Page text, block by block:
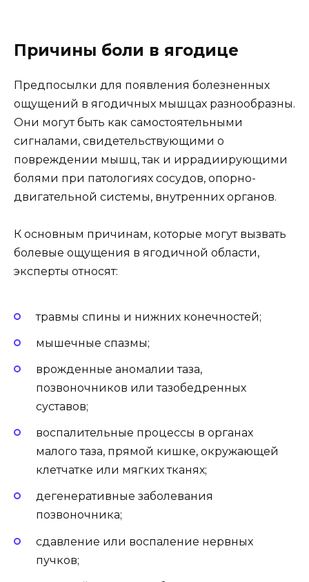
Причины боли в ягодице
Предпосылки для появления болезненных
ощущений в ягодичных мышцах разнообразны.
Они могут быть как самостоятельными
сигналами, свидетельствующими о
повреждении мышц, так и иррадиирующими
болями при патологиях сосудов, опорно-
двигательной системы, внутренних органов.
К основным причинам, которые могут вызвать
болевые ощущения в ягодичной области,
эксперты относят:
травмы спины и нижних конечностей;
мышечные спазмы;
врожденные аномалии таза,
позвоночников или тазобедренных
суставов;
воспалительные процессы в органах
малого таза, прямой кишке, окружающей
клетчатке или мягких тканях;
дегенеративные заболевания
позвоночника;
сдавление или воспаление нервных
пучков;